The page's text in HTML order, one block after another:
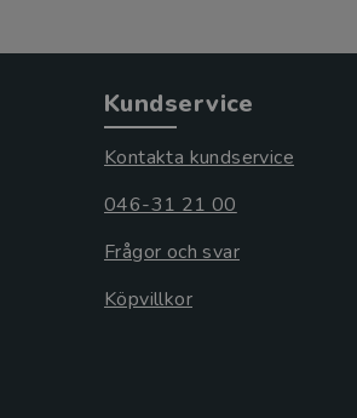
Kundservice
Kontakta kundservice
046-31 21 00
Frågor och svar
Köpvillkor